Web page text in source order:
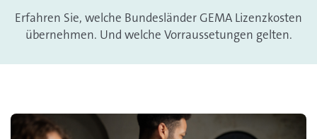
Erfahren Sie, welche Bundesländer GEMA Lizenzkosten
übernehmen. Und welche Vorraussetungen gelten.